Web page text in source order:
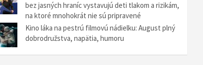
bez jasných hraníc vystavujú deti tlakom a rizikám,
na ktoré mnohokrát nie sú pripravené
Kino láka na pestrú filmovú nádielku: August plný
dobrodružstva, napätia, humoru